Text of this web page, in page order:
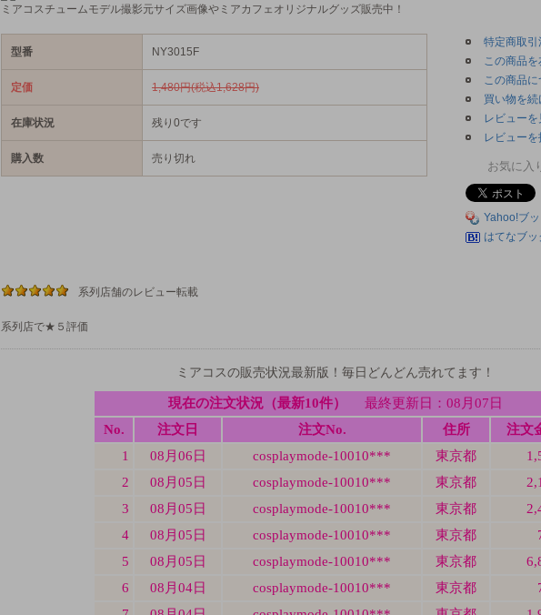
ミアコスチュームモデル撮影元サイズ画像やミアカフェオリジナルグッズ販売中！
型番 NY3015F
定価 1,480円(税込1,628円)
在庫状況 残り0です
購入数 売り切れ
特定商取引
この商品
この商品
買い物を続
レビュー
レビューを
お気に入
Yahoo!ブ
はてなブ
系列店舗のレビュー転載
系列店で★５評価
ミアコスの販売状況最新版！毎日どんどん売れてます！